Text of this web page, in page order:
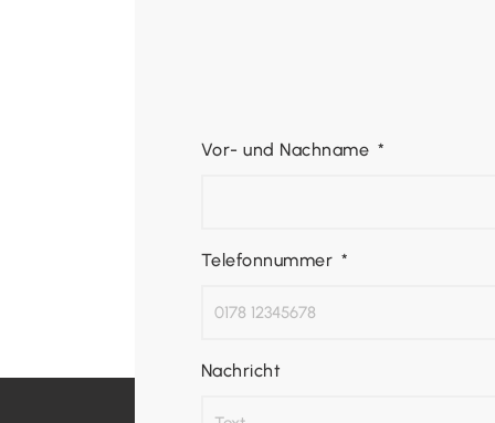
Vor- und Nachname
Telefonnummer
Nachricht